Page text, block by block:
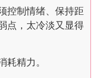
控制情绪、保持距
点，太冷淡又显得
耗精力。